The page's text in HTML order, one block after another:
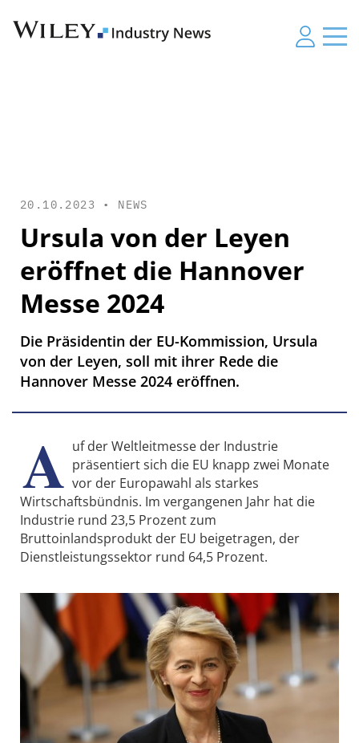
20.10.2023 • NEWS
Ursula von der Leyen
eröffnet die Hannover
Messe 2024
Die Präsidentin der EU-Kommission, Ursula
von der Leyen, soll mit ihrer Rede die
Hannover Messe 2024 eröffnen.
A uf der Weltleitmesse der Industrie
präsentiert sich die EU knapp zwei Monate
vor der Europawahl als starkes
Wirtschaftsbündnis. Im vergangenen Jahr hat die
Industrie rund 23,5 Prozent zum
Bruttoinlandsprodukt der EU beigetragen, der
Dienstleistungssektor rund 64,5 Prozent.